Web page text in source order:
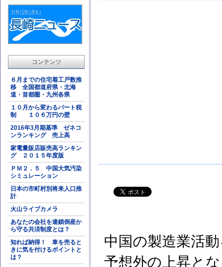
コンテンツ
６月までの住宅着工戸数推
移 全国都道府県・北海
道・首都圏・九州各県
１０月から変わるパート税
制 １０６万円の壁
2016年3月期基準 ゼネコ
ンランキング 売上高
家電量販店販売高ランキン
グ ２０１５年度版
ＰＭ２．５ 中国大気汚染
シミュレーション
日本の市町村別将来人口推
計
火山ライブカメラ
あなたの会社を連鎖倒産か
ら守る共済制度とは？
知れば納得！ 車を売ると
きに気を付けるポイントと
は？
中国の製造業活
予想外の上昇と